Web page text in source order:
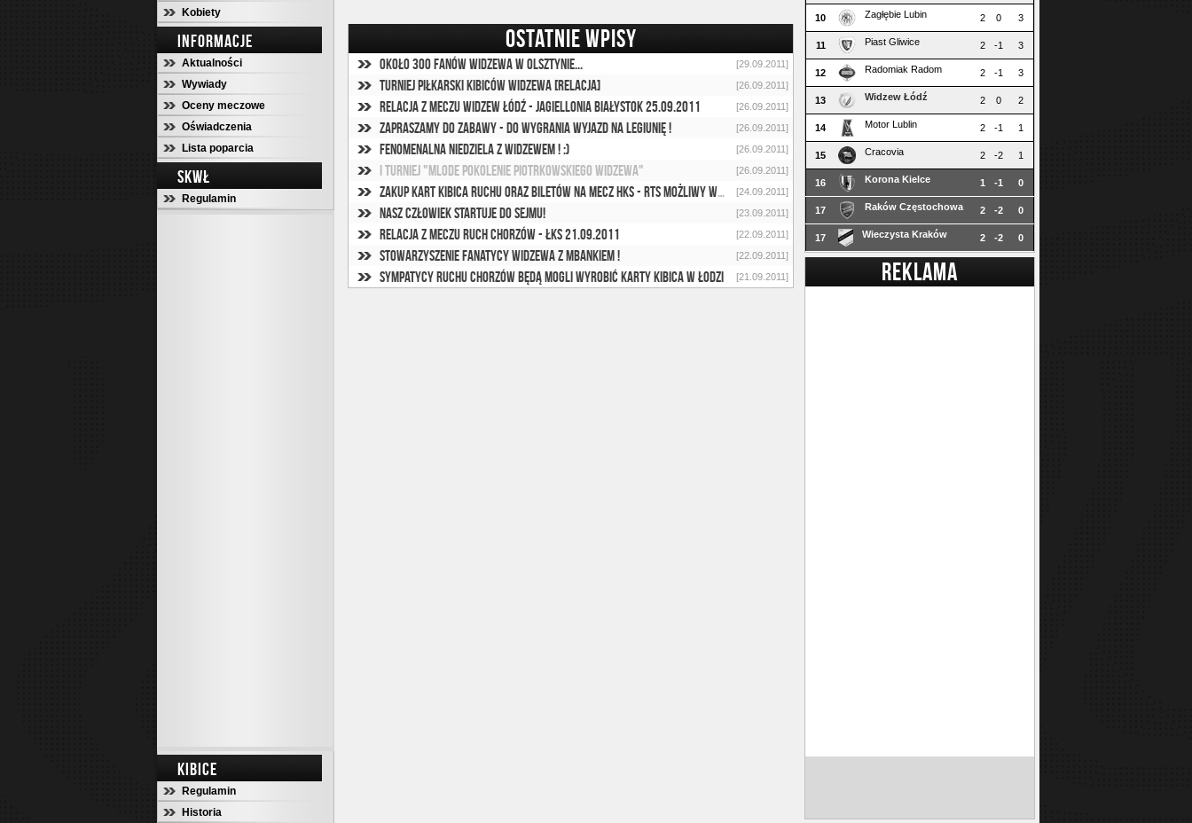
Kobiety
INFORMACJE
Aktualności
Wywiady
Oceny meczowe
Oświadczenia
Lista poparcia
SKWŁ
Regulamin
KIBICE
Regulamin
Historia
OSTATNIE WPISY
Około 300 fanów Widzewa w Olsztynie... [29.09.2011]
Turniej piłkarski kibiców Widzewa [relacja] [26.09.2011]
Relacja z meczu Widzew Łódź - Jagiellonia Białystok 25.09.2011 [26.09.2011]
Zapraszamy do zabawy - do wygrania wyjazd na Legiunię ! [26.09.2011]
Fenomenalna niedziela z Widzewem ! :) [26.09.2011]
I TURNIEJ "Mlode Pokolenie Piotrkowskiego Widzewa" [26.09.2011]
Zakup Kart Kibica Ruchu oraz biletów na mecz HKS - RTS możliwy w niedzielę ! [24.09.2011]
Nasz człowiek startuje do Sejmu! [23.09.2011]
Relacja z meczu Ruch Chorzów - ŁKS 21.09.2011 [22.09.2011]
Stowarzyszenie FANATYCY WIDZEWA z mBankiem ! [22.09.2011]
Sympatycy Ruchu Chorzów będą mogli wyrobić karty kibica w Łodzi [21.09.2011]
10 Zagłębie Lubin 2 0 3
11 Piast Gliwice 2 -1 3
12 Radomiak Radom 2 -1 3
13 Widzew Łódź 2 0 2
14 Motor Lublin 2 -1 1
15 Cracovia 2 -2 1
16 Korona Kielce 1 -1 0
17 Raków Częstochowa 2 -2 0
17 Wieczysta Kraków 2 -2 0
REKLAMA